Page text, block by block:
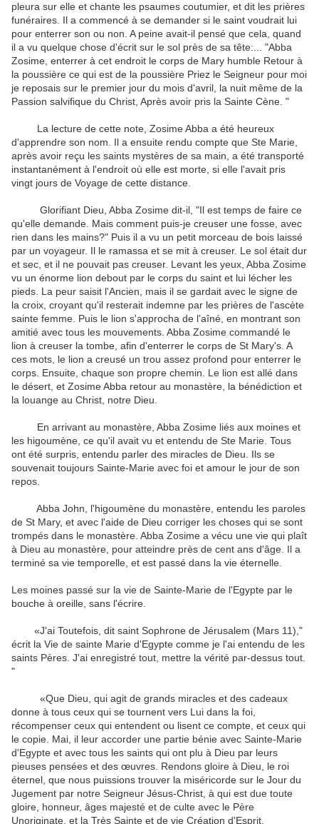
pleura sur elle et chante les psaumes coutumier, et dit les prières
funéraires. Il a commencé à se demander si le saint voudrait lui
pour enterrer son ou non. A peine avait-il pensé que cela, quand
il a vu quelque chose d'écrit sur le sol près de sa tête:... "Abba
Zosime, enterrer à cet endroit le corps de Mary humble Retour à
la poussière ce qui est de la poussière Priez le Seigneur pour moi
je reposais sur le premier jour du mois d'avril, la nuit même de la
Passion salvifique du Christ, Après avoir pris la Sainte Cène. "
La lecture de cette note, Zosime Abba a été heureux
d'apprendre son nom. Il a ensuite rendu compte que Ste Marie,
après avoir reçu les saints mystères de sa main, a été transporté
instantanément à l'endroit où elle est morte, si elle l'avait pris
vingt jours de Voyage de cette distance.
Glorifiant Dieu, Abba Zosime dit-il, "Il est temps de faire ce
qu'elle demande. Mais comment puis-je creuser une fosse, avec
rien dans les mains?" Puis il a vu un petit morceau de bois laissé
par un voyageur. Il le ramassa et se mit à creuser. Le sol était dur
et sec, et il ne pouvait pas creuser. Levant les yeux, Abba Zosime
vu un énorme lion debout par le corps du saint et lui lécher les
pieds. La peur saisit l'Ancien, mais il se gardait avec le signe de
la croix, croyant qu'il resterait indemne par les prières de l'ascète
sainte femme. Puis le lion s'approcha de l'aîné, en montrant son
amitié avec tous les mouvements. Abba Zosime commandé le
lion à creuser la tombe, afin d'enterrer le corps de St Mary's. A
ces mots, le lion a creusé un trou assez profond pour enterrer le
corps. Ensuite, chaque son propre chemin. Le lion est allé dans
le désert, et Zosime Abba retour au monastère, la bénédiction et
la louange au Christ, notre Dieu.
En arrivant au monastère, Abba Zosime liés aux moines et
les higoumène, ce qu'il avait vu et entendu de Ste Marie. Tous
ont été surpris, entendu parler des miracles de Dieu. Ils se
souvenait toujours Sainte-Marie avec foi et amour le jour de son
repos.
Abba John, l'higoumène du monastère, entendu les paroles
de St Mary, et avec l'aide de Dieu corriger les choses qui se sont
trompés dans le monastère. Abba Zosime a vécu une vie qui plaît
à Dieu au monastère, pour atteindre près de cent ans d'âge. Il a
terminé sa vie temporelle, et est passé dans la vie éternelle.
Les moines passé sur la vie de Sainte-Marie de l'Egypte par le
bouche à oreille, sans l'écrire.
«J'ai Toutefois, dit saint Sophrone de Jérusalem (Mars 11),"
écrit la Vie de sainte Marie d'Egypte comme je l'ai entendu de les
saints Pères. J'ai enregistré tout, mettre la vérité par-dessus tout.
"
«Que Dieu, qui agit de grands miracles et des cadeaux
donne à tous ceux qui se tournent vers Lui dans la foi,
récompenser ceux qui entendent ou lisent ce compte, et ceux qui
le copie. Mai, il leur accorder une partie bénie avec Sainte-Marie
d'Egypte et avec tous les saints qui ont plu à Dieu par leurs
pieuses pensées et des œuvres. Rendons gloire à Dieu, le roi
éternel, que nous puissions trouver la miséricorde sur le Jour du
Jugement par notre Seigneur Jésus-Christ, à qui est due toute
gloire, honneur, âges majesté et de culte avec le Père
Unoriginate, et la Très Sainte et de vie Création d'Esprit,